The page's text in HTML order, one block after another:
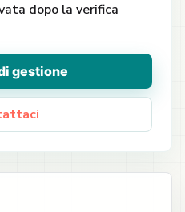
dopo la verifica
gestione